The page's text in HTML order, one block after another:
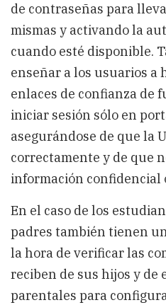
de contraseñas para
mismas y activando la
cuando esté disponible.
enseñar a los usuarios a
enlaces de confianza de
iniciar sesión sólo en
asegurándose de que la
correctamente y de que
información confidencial
En el caso de los
padres también tienen
la hora de verificar las
reciben de sus hijos y de
parentales para